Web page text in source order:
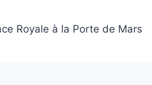
Royale à la Porte de Mars